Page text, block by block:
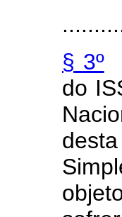
§ 3º
do I
desta
Si
obje